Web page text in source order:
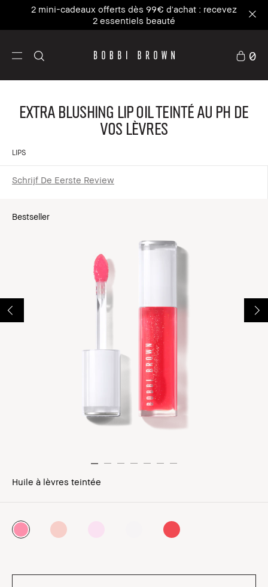
2 mini-cadeaux offerts dès 99€ d'achat : recevez
2 essentiels beauté
0
Extra Blushing Lip Oil teinté au pH de
vos lèvres
LIPS
Schrijf De Eerste Review
Bestseller
Huile à lèvres teintée